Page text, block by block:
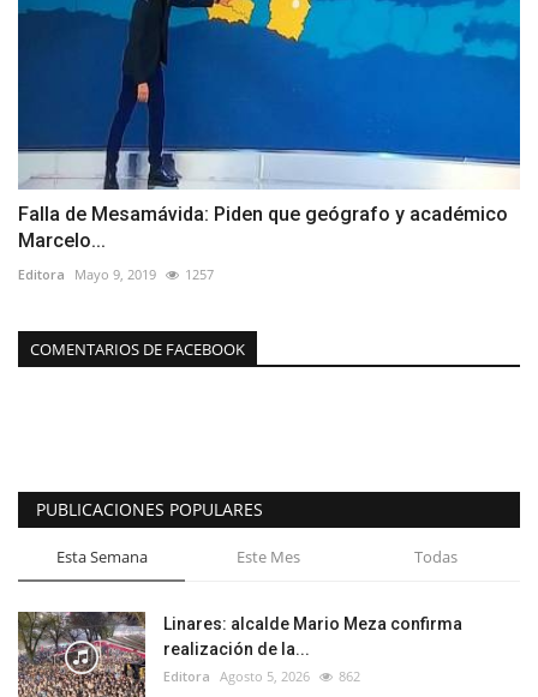
Falla de Mesamávida: Piden que geógrafo y académico
Marcelo...
Editora Mayo 9, 2019 1257
COMENTARIOS DE FACEBOOK
PUBLICACIONES POPULARES
Esta Semana Este Mes Todas
Linares: alcalde Mario Meza confirma
realización de la...
Editora Agosto 5, 2026 862